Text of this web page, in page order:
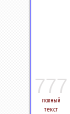
777
полный
текст